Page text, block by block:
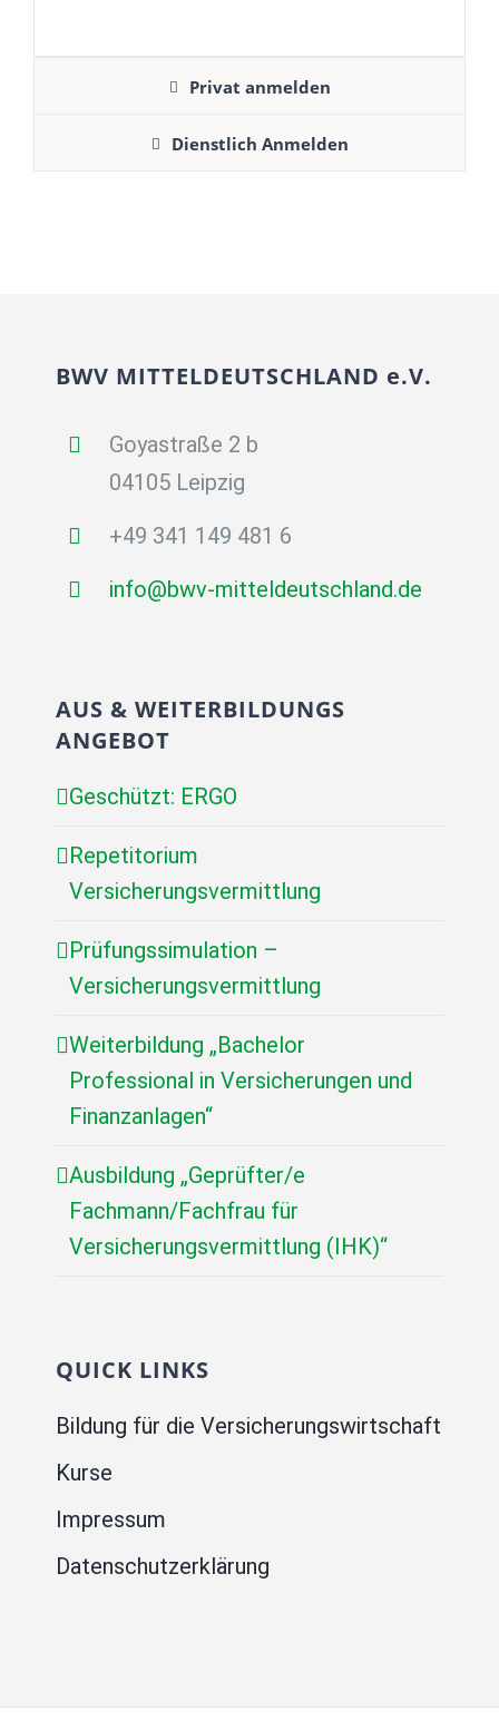
Privat anmelden
Dienstlich Anmelden
BWV MITTELDEUTSCHLAND e.V.
Goyastraße 2 b
04105 Leipzig
+49 341 149 481 6
info@bwv-mitteldeutschland.de
AUS & WEITERBILDUNGS
ANGEBOT
Geschützt: ERGO
Repetitorium
Versicherungsvermittlung
Prüfungssimulation –
Versicherungsvermittlung
Weiterbildung „Bachelor
Professional in Versicherungen und
Finanzanlagen“
Ausbildung „Geprüfter/e
Fachmann/Fachfrau für
Versicherungsvermittlung (IHK)“
QUICK LINKS
Bildung für die Versicherungswirtschaft
Kurse
Impressum
Datenschutzerklärung